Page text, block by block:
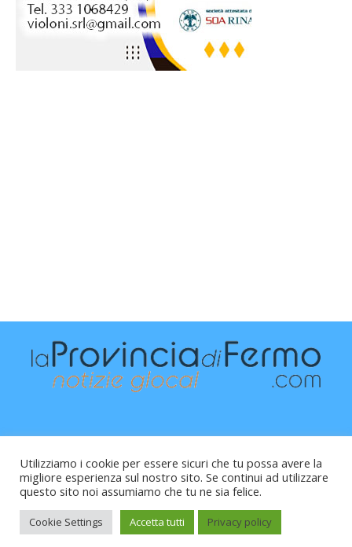
Raffaele Vitali - via Leopardi 10 - 61121 Pesaro (PU) -
Cod.Fisc VTLRFL77B02L500Y - Testata giornalistica, aut.
Trib.Fermo n.04/2010 del 05/08/2010
Utilizziamo i cookie per essere sicuri che tu possa avere la
migliore esperienza sul nostro sito. Se continui ad utilizzare
questo sito noi assumiamo che tu ne sia felice.
Cookie Settings Accetta tutti Privacy policy